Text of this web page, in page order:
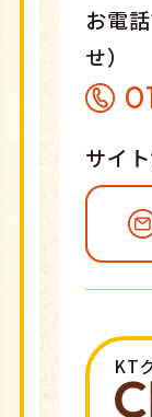
お電
せ）
サイ
KT